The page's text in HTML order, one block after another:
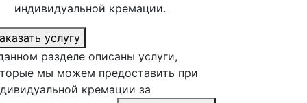
индивидуальной кремации.
услугу
разделе описаны услуги,
мы можем предоставить при
кремации за